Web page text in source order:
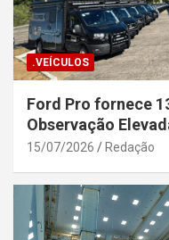
.VEÍCULOS
Ford Pro fornece
Observação
Segurança Pública
15/07/2026 Redação